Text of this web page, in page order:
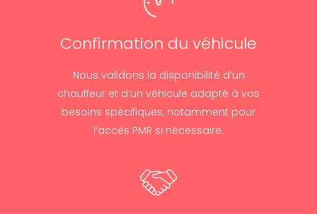
Confirmation du véhicule
Nous validons la disponibilité d’un
chauffeur et d’un véhicule adapté à vos
besoins spécifiques, notamment pour
l’accès PMR si nécessaire.